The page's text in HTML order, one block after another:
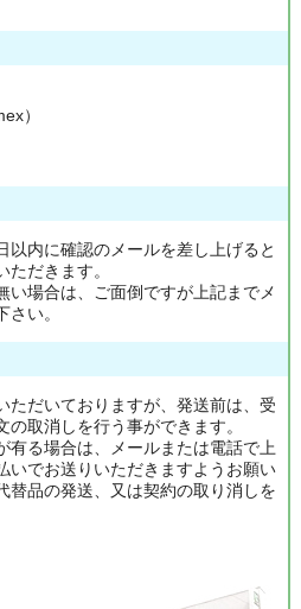
）
以内に確認のメールを差し上げると
だきます。
い場合は、ご面倒ですが上記までメ
い。
ただいておりますが、発送前は、受
取消しを行う事ができます。
有る場合は、メールまたは電話で上
いでお送りいただきますようお願い
替品の発送、又は契約の取り消しを